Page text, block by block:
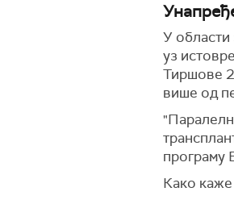
У области
уз
Тиршове
више од
програму
Како